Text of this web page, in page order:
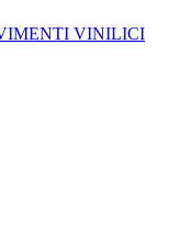
VINILICI